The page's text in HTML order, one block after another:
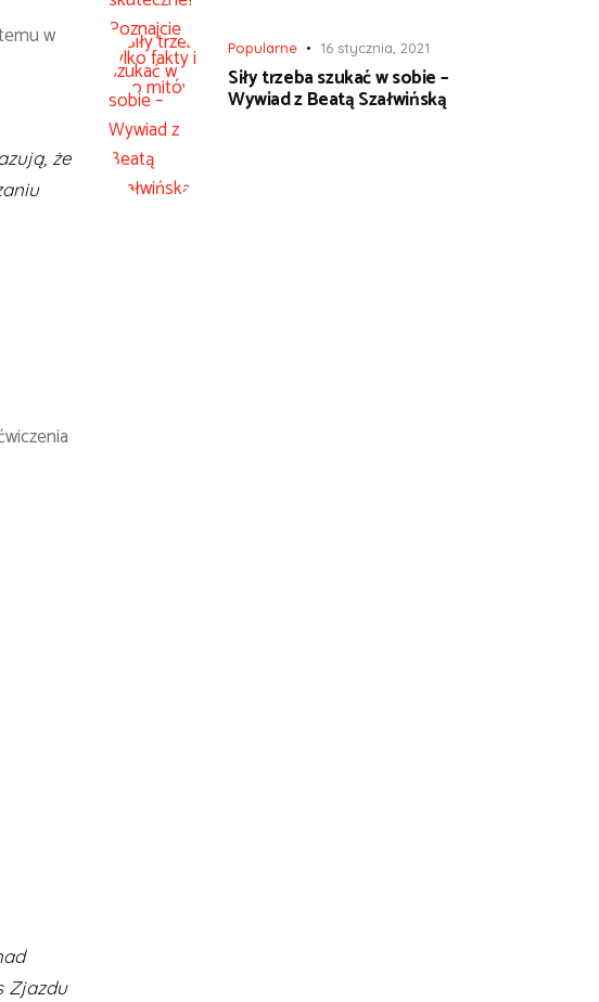
w
że
Zjazdu
Popularne 16 stycznia, 2021
Siły trzeba szukać w sobie –
Wywiad z Beatą Szałwińską